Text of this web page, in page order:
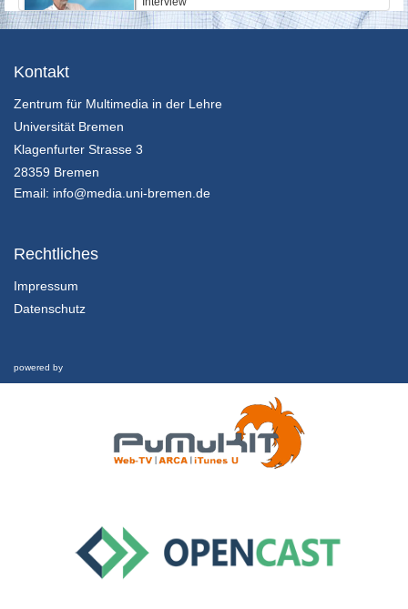
21/02/2019
21/02/2019
Die demographischen Übergänge
Kontakt
Zentrum für Multimedia in der Lehre
Universität Bremen
Klagenfurter Strasse 3
28359 Bremen
Email: info@media.uni-bremen.de
Rechtliches
Impressum
Datenschutz
powered by